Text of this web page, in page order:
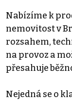
Nabízíme k
nemovitost v
rozsahem,
na provoz a
přesahuje
Nejedná se o